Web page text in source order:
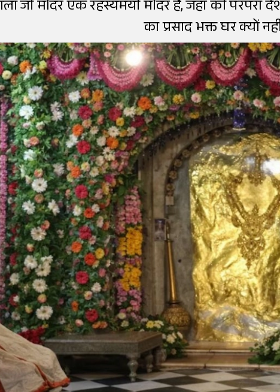
जी मंदिर एक रहस्यमयी मंदिर है, जहां की
का प्रसाद भक्त घर क्यों